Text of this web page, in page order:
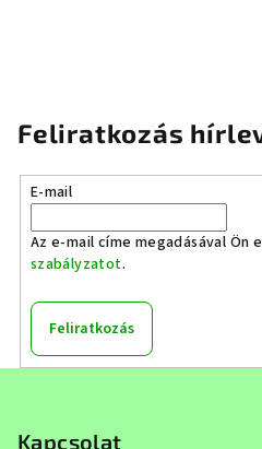
Feliratkozás
E-mail
Az e-mail címe megadásával Ön
szabályzatot.
Feliratkozás
Kapcsolat